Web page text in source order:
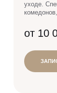
уходе.
от 10